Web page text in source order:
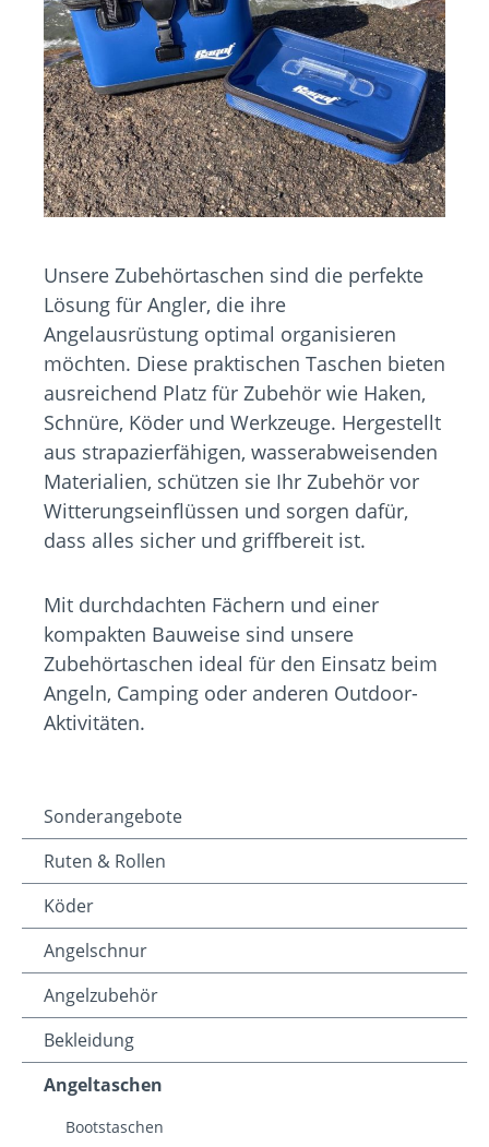
Unsere Zubehörtaschen sind die perfekte
Lösung für Angler, die ihre
Angelausrüstung optimal organisieren
möchten. Diese praktischen Taschen bieten
ausreichend Platz für Zubehör wie Haken,
Schnüre, Köder und Werkzeuge. Hergestellt
aus strapazierfähigen, wasserabweisenden
Materialien, schützen sie Ihr Zubehör vor
Witterungseinflüssen und sorgen dafür,
dass alles sicher und griffbereit ist.
Mit durchdachten Fächern und einer
kompakten Bauweise sind unsere
Zubehörtaschen ideal für den Einsatz beim
Angeln, Camping oder anderen Outdoor-
Aktivitäten.
Sonderangebote
Ruten & Rollen
Köder
Angelschnur
Angelzubehör
Bekleidung
Angeltaschen
Bootstaschen